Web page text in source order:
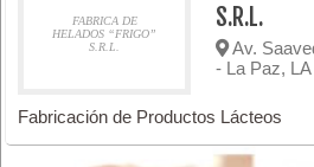
FABRICA DE
HELADOS “FRIGO”
S.R.L.
S.R.L.
Av.
- La Paz,
Fabricación de Productos Lácteos